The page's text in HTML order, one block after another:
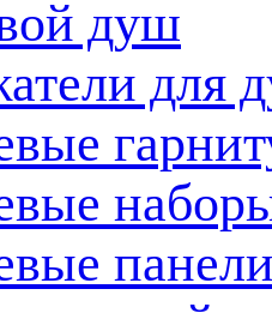
душ
для